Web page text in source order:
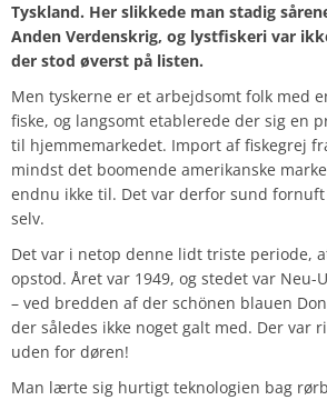
Tyskland. Her slikkede man stadig
Anden Verdenskrig, og lystfiskeri var
der stod øverst på listen.
Men tyskerne er et arbejdsomt folk med
fiske, og langsomt etablerede der sig en
til hjemmemarkedet. Import af fiskegrej
mindst det boomende amerikanske
endnu ikke til. Det var derfor sund
selv.
Det var i netop denne lidt triste periode,
opstod. Året var 1949, og stedet var Neu-
– ved bredden af der schönen blauen
der således ikke noget galt med. Der var
uden for døren!
Man lærte sig hurtigt teknologien bag